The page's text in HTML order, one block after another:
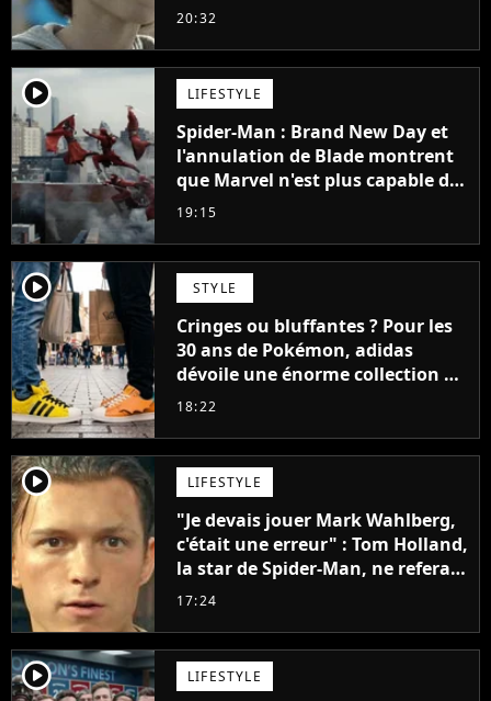
48 jours
20:32
player2 LIFESTYLE
Spider-Man : Brand New Day et
l'annulation de Blade montrent
que Marvel n'est plus capable de
faire quoi que ce soit de simple
19:15
player2 STYLE
Cringes ou bluffantes ? Pour les
30 ans de Pokémon, adidas
dévoile une énorme collection de
sneakers et je ne sais pas quoi en
18:22
player2 LIFESTYLE
"Je devais jouer Mark Wahlberg,
c'était une erreur" : Tom Holland,
la star de Spider-Man, ne referait
pas ce blockbuster
17:24
player2 LIFESTYLE